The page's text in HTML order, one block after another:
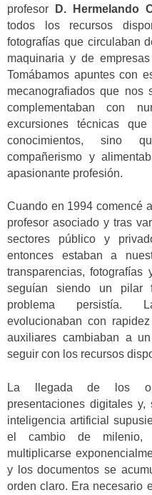
profesor
D. Hermelando
todos los recursos
fotografías que circulaban
maquinaria y de
Tomábamos apuntes con
mecanografiados que
complementaban con
excursiones técnicas
conocimientos, sino
compañerismo y
apasionante profesión.
Cuando en 1994 comencé
profesor asociado y tras
sectores público y
entonces estaban a
transparencias,
seguían siendo un pilar
problema persistía.
evolucionaban con
auxiliares cambiaban a
seguir con los recursos
La llegada de los
presentaciones digitales
inteligencia artificial
el cambio de milenio,
multiplicarse
y los documentos se
orden claro. Era necesario